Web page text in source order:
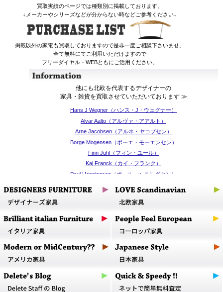
買取実績のページでは種類別に掲載しております。
↓メーカーやシリーズなどが分からない時などご参考ください↓
掲載以外の家電も買取しておりますので是非一度ご相談下さいませ。
全て無料にてご利用いただけますので
フリーダイヤル・WEBともにご活用ください。
他にも北欧を代表するデザイナーの
家具・雑貨を買取させていただいております ≫
Hans J Wegner（ハンス・J・ウェグナー）
Alvar Aalto（アルヴァ・アアルト）
Arne Jacobsen（アルネ・ヤコブセン）
Borge Mogensen（ボーエ・モーエンセン）
Finn Juhl（フィン・ユール）
Kaj Franck（カイ・フランク）
Poul Henningsen（ポール・ヘニングセン）
Yrjo Kukkapuro（イリヤ・クッカプーロ）
Jacob Jensen（ヤコブ・イェンセン）
取扱商品にてブランド・デザイナーのリストを掲載しております
北欧発のブランドも強化買取中です ≫
artek（アルテック）
louis poulsen（ルイスポールセン）